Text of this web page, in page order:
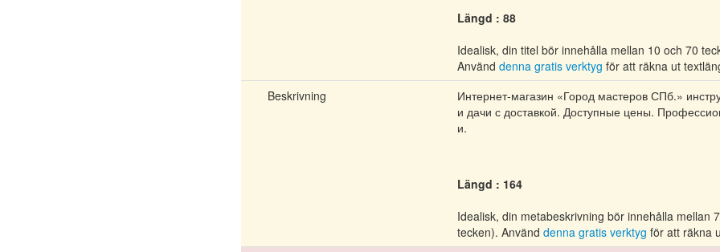
Längd : 88
Idealisk, din titel bör innehålla mellan 10 och 70
Använd denna gratis verktyg för att räkna ut
Beskrivning
Интернет-магазин «Город мастеров СПб.»
и дачи с доставкой. Доступные цены.
и.
Längd : 164
Idealisk, din metabeskrivning bör innehålla mellan
tecken). Använd denna gratis verktyg för att räkna